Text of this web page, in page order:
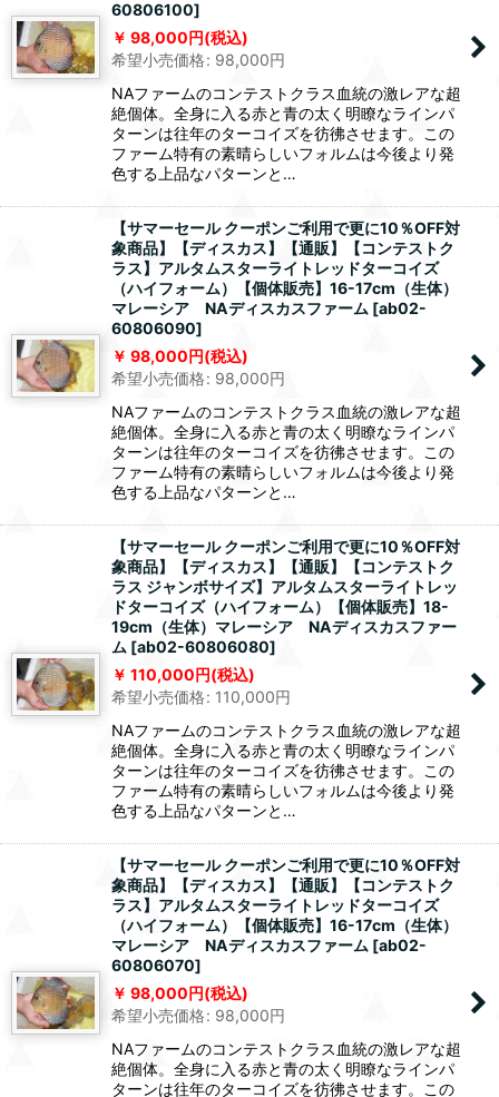
60806100]
98,000円(税込)
希望小売価格: 98,000円
NAファームのコンテストクラス血統の激レアな超
絶個体。全身に入る赤と青の太く明瞭なラインパ
ターンは往年のターコイズを彷彿させます。この
ファーム特有の素晴らしいフォルムは今後より発
色する上品なパターンと…
【サマーセール クーポンご利用で更に10％OFF対
象商品】【ディスカス】【通販】【コンテストク
ラス】アルタムスターライトレッドターコイズ
（ハイフォーム）【個体販売】16-17cm（生体）
マレーシア NAディスカスファーム [ab02-
60806090]
98,000円(税込)
希望小売価格: 98,000円
NAファームのコンテストクラス血統の激レアな超
絶個体。全身に入る赤と青の太く明瞭なラインパ
ターンは往年のターコイズを彷彿させます。この
ファーム特有の素晴らしいフォルムは今後より発
色する上品なパターンと…
【サマーセール クーポンご利用で更に10％OFF対
象商品】【ディスカス】【通販】【コンテストク
ラス ジャンボサイズ】アルタムスターライトレッ
ドターコイズ（ハイフォーム）【個体販売】18-
19cm（生体）マレーシア NAディスカスファー
ム [ab02-60806080]
110,000円(税込)
希望小売価格: 110,000円
NAファームのコンテストクラス血統の激レアな超
絶個体。全身に入る赤と青の太く明瞭なラインパ
ターンは往年のターコイズを彷彿させます。この
ファーム特有の素晴らしいフォルムは今後より発
色する上品なパターンと…
【サマーセール クーポンご利用で更に10％OFF対
象商品】【ディスカス】【通販】【コンテストク
ラス】アルタムスターライトレッドターコイズ
（ハイフォーム）【個体販売】16-17cm（生体）
マレーシア NAディスカスファーム [ab02-
60806070]
98,000円(税込)
希望小売価格: 98,000円
NAファームのコンテストクラス血統の激レアな超
絶個体。全身に入る赤と青の太く明瞭なラインパ
ターンは往年のターコイズを彷彿させます。この